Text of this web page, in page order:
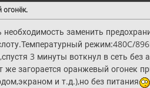
заменить
режим:480C/
3 минуты воткнул в сеть
же загорается оранжевый огонек
и т.д.),но без питания